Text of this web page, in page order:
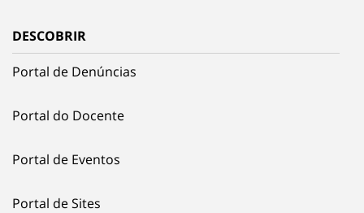
DESCOBRIR
Portal de Denúncias
Portal do Docente
Portal de Eventos
Portal de Sites